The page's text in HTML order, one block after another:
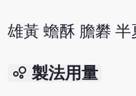
雄黃 蟾酥 膽礬
bubble_chart 製法用量